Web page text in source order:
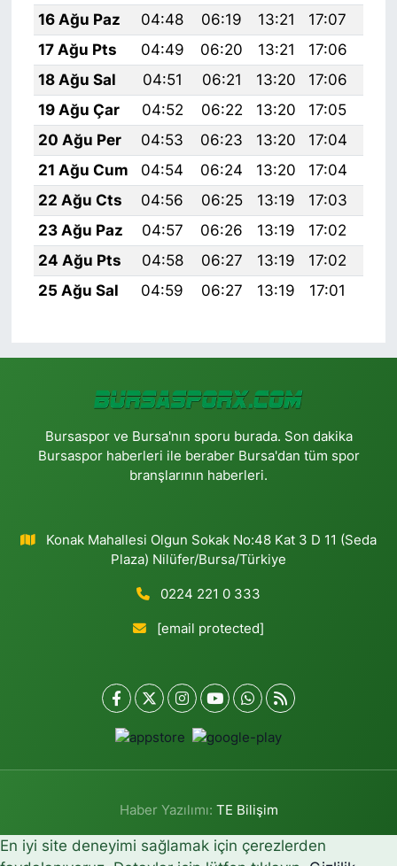
16 Ağu Paz
04:48 06:19 13:21 17:07
17 Ağu Pts
04:49 06:20 13:21 17:06
18 Ağu Sal
04:51 06:21 13:20 17:06
19 Ağu Çar
04:52 06:22 13:20 17:05
20 Ağu Per
04:53 06:23 13:20 17:04
21 Ağu Cum
04:54 06:24 13:20 17:04
22 Ağu Cts
04:56 06:25 13:19 17:03
23 Ağu Paz
04:57 06:26 13:19 17:02
24 Ağu Pts
04:58 06:27 13:19 17:02
25 Ağu Sal
04:59 06:27 13:19 17:01
Bursaspor ve Bursa'nın sporu burada. Son dakika
Bursaspor haberleri ile beraber Bursa'dan tüm spor
branşlarının haberleri.
Konak Mahallesi Olgun Sokak No:48 Kat 3 D 11 (Seda
Plaza) Nilüfer/Bursa/Türkiye
0224 221 0 333
[email protected]
Haber Yazılımı: TE Bilişim
En iyi site deneyimi sağlamak için çerezlerden